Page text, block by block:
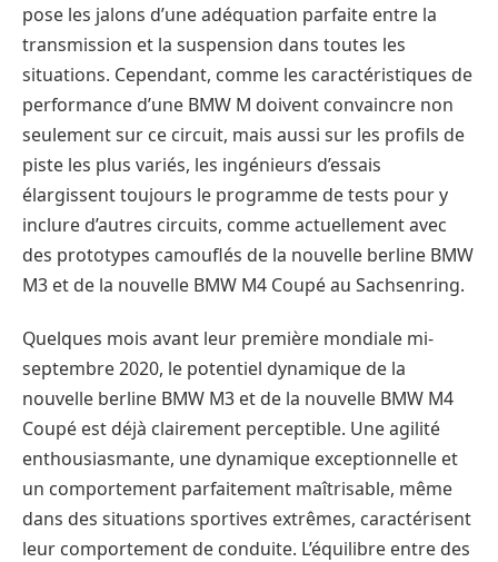
pose les jalons d’une adéquation parfaite entre la
transmission et la suspension dans toutes les
situations. Cependant, comme les caractéristiques de
performance d’une BMW M doivent convaincre non
seulement sur ce circuit, mais aussi sur les profils de
piste les plus variés, les ingénieurs d’essais
élargissent toujours le programme de tests pour y
inclure d’autres circuits, comme actuellement avec
des prototypes camouflés de la nouvelle berline BMW
M3 et de la nouvelle BMW M4 Coupé au Sachsenring.
Quelques mois avant leur première mondiale mi-
septembre 2020, le potentiel dynamique de la
nouvelle berline BMW M3 et de la nouvelle BMW M4
Coupé est déjà clairement perceptible. Une agilité
enthousiasmante, une dynamique exceptionnelle et
un comportement parfaitement maîtrisable, même
dans des situations sportives extrêmes, caractérisent
leur comportement de conduite. L’équilibre entre des